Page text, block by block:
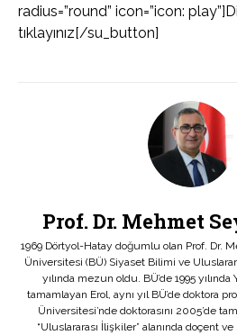
radius=”round” icon=”icon:
tıklayınız[/su_button]
Prof. Dr. Mehmet
1969 Dörtyol-Hatay doğumlu olan Prof. Dr.
Üniversitesi (BÜ) Siyaset Bilimi ve
yılında mezun oldu. BÜ’de 1995 yılında
tamamlayan Erol, aynı yıl BÜ’de doktora
Üniversitesi’nde doktorasını 2005’de
“Uluslararası İlişkiler” alanında doçent